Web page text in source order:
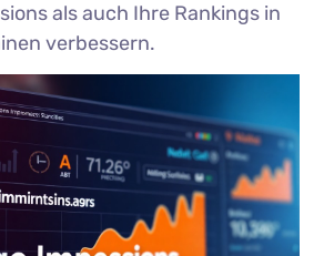
als auch Ihre Rankings in
verbessern.